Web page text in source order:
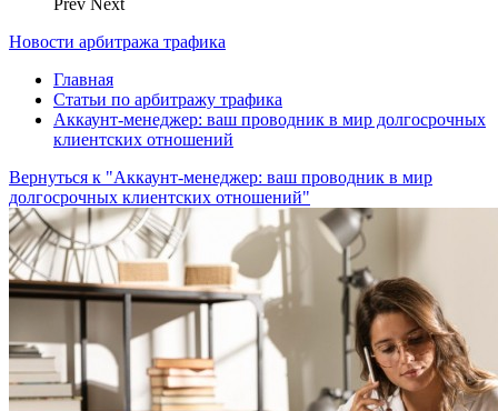
Prev Next
Новости арбитража трафика
Главная
Статьи по арбитражу трафика
Аккаунт-менеджер: ваш проводник в мир долгосрочных
клиентских отношений
Вернуться к "Аккаунт-менеджер: ваш проводник в мир
долгосрочных клиентских отношений"